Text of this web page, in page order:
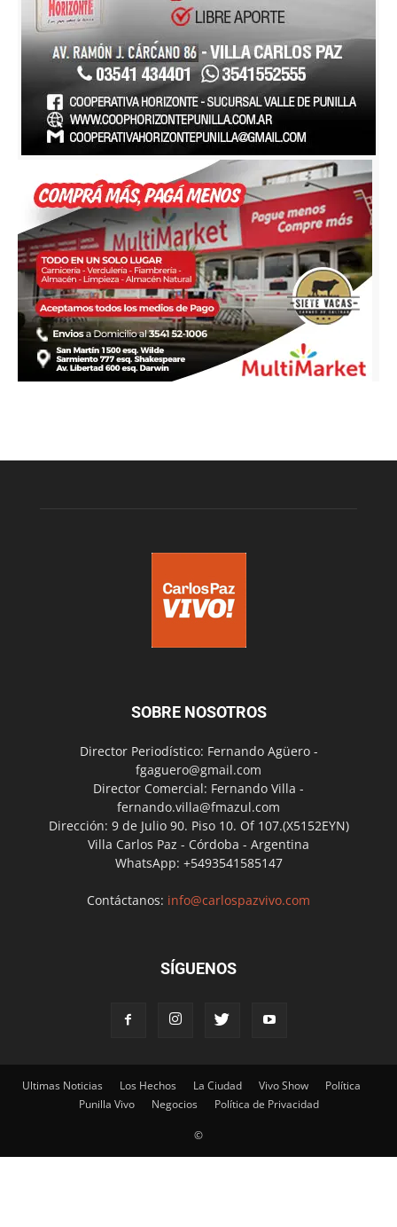
SOBRE NOSOTROS
Director Periodístico: Fernando Agüero -
fgaguero@gmail.com
Director Comercial: Fernando Villa -
fernando.villa@fmazul.com
Dirección: 9 de Julio 90. Piso 10. Of 107.(X5152EYN)
Villa Carlos Paz - Córdoba - Argentina
WhatsApp: +5493541585147
Contáctanos: info@carlospazvivo.com
SÍGUENOS
Ultimas Noticias Los Hechos La Ciudad Vivo Show
Política
Punilla Vivo
Negocios Política de Privacidad
©